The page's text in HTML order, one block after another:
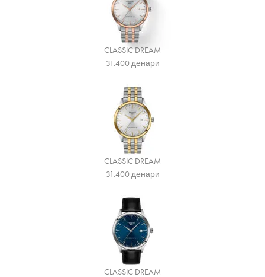
CLASSIC DREAM
31.400денари
CLASSIC DREAM
31.400денари
CLASSIC DREAM